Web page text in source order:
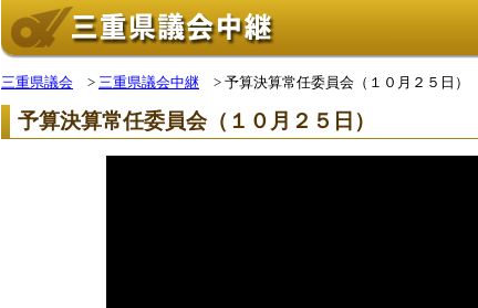
三重県議会 > 三重県議会中継 > 予算決算常任委員会（１０月２５日）
予算決算常任委員会（１０月２５日）